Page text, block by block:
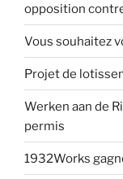
opposition
Vous souhaitez
Projet de
Werken aan de
permis
1932Works